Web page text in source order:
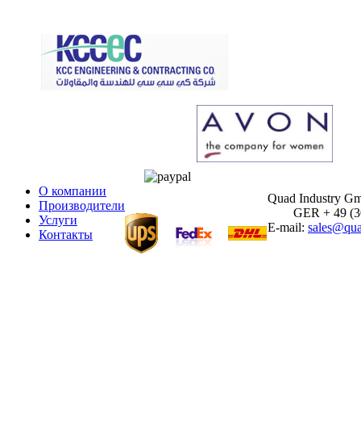
О компании
Производители
Услуги
Контакты
Quad Industry
GER + 49
E-mail: